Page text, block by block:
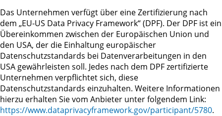
Das Unternehmen verfügt über eine Zertifizierung nach
dem „EU-US Data Privacy Framework“ (DPF). Der DPF ist ein
Übereinkommen zwischen der Europäischen Union und
den USA, der die Einhaltung europäischer
Datenschutzstandards bei Datenverarbeitungen in den
USA gewährleisten soll. Jedes nach dem DPF zertifizierte
Unternehmen verpflichtet sich, diese
Datenschutzstandards einzuhalten. Weitere Informationen
hierzu erhalten Sie vom Anbieter unter folgendem Link:
https://www.dataprivacyframework.gov/participant/5780.